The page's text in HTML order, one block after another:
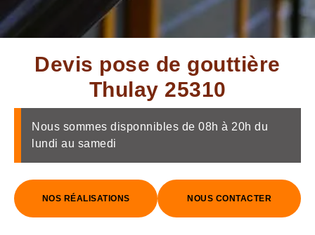
Devis pose de gouttière
Thulay 25310
Nous sommes disponnibles de 08h à 20h du
lundi au samedi
NOS RÉALISATIONS NOUS CONTACTER